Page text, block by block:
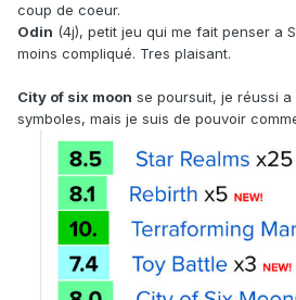
coup de coeur.
Odin (4j), petit jeu qui me fait penser a
moins compliqué. Tres plaisant.
City of six moon se poursuit, je réussi
symboles, mais je suis de pouvoir